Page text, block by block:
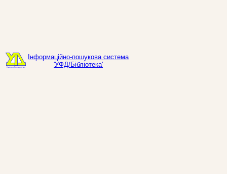
Інформаційно-пошукова система
'УФД/Бібліотека'